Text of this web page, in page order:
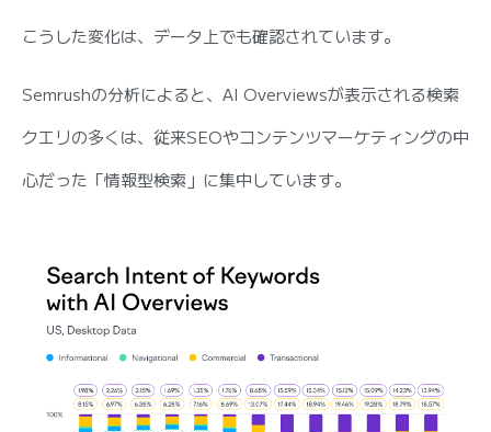
こうした変化は、データ上でも確認されています。
Semrushの分析によると、AI Overviewsが表示される検索
クエリの多くは、従来SEOやコンテンツマーケティングの中
心だった「情報型検索」に集中しています。